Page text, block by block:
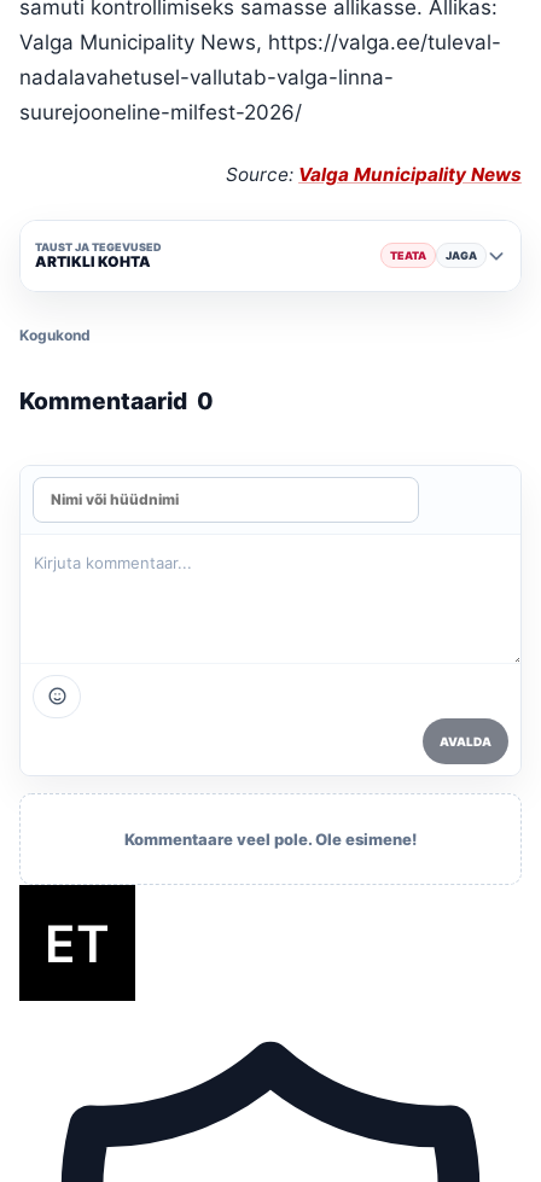
samuti kontrollimiseks samasse allikasse. Allikas:
Valga Municipality News, https://valga.ee/tuleval-
nadalavahetusel-vallutab-valga-linna-
suurejooneline-milfest-2026/
Source: Valga Municipality News
TAUST JA TEGEVUSED
ARTIKLI KOHTA TEATA JAGA
Kogukond
Kommentaarid 0
AVALDA
Kommentaare veel pole. Ole esimene!